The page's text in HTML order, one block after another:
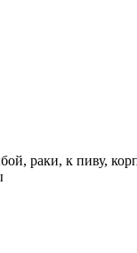
раки, к пиву,